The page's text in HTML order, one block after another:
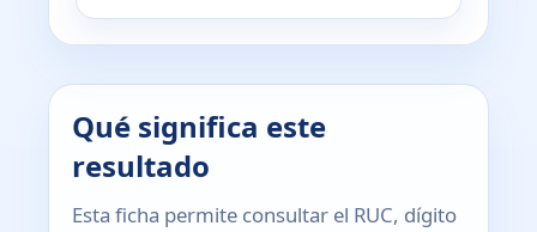
Qué significa este
resultado
Esta ficha permite consultar el RUC, dígito